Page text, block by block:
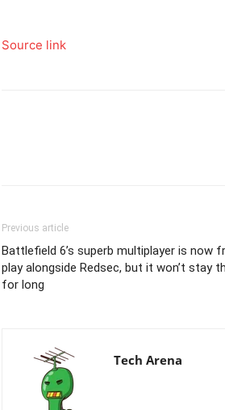
Source link
Previous article
Battlefield 6’s superb multiplayer is now
play alongside Redsec, but it won’t stay
for long
Tech Arena